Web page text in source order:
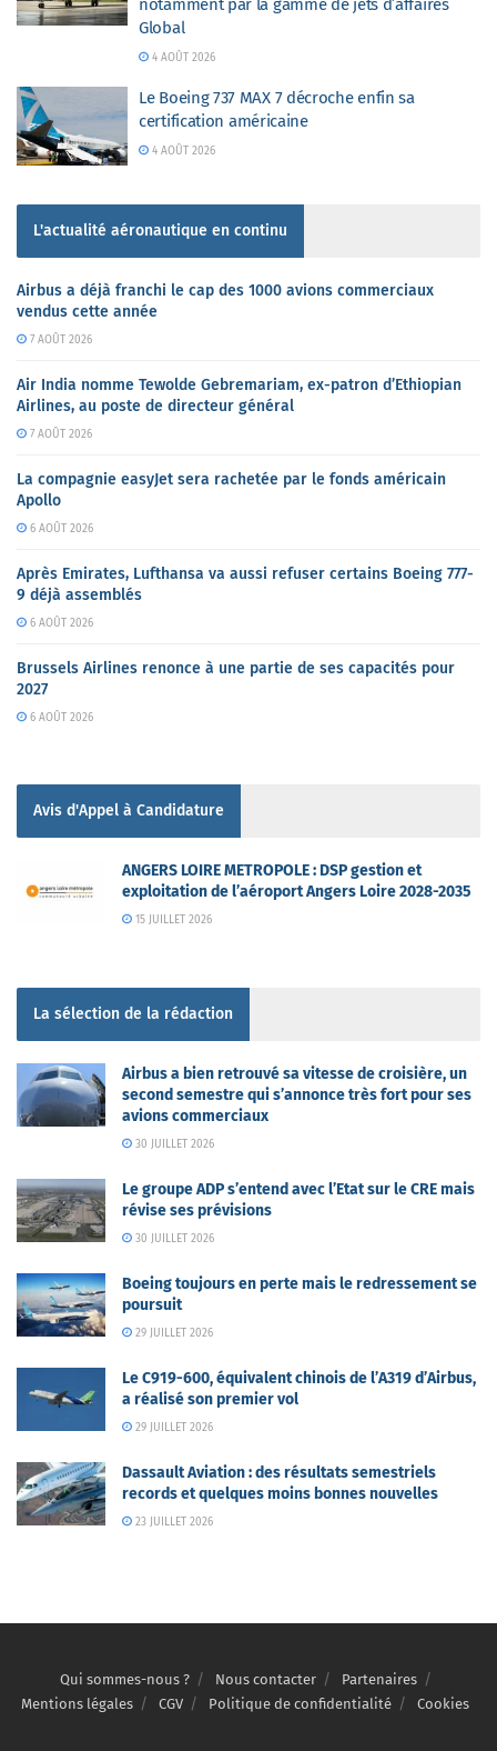
Global
4 AOÛT 2026
Le Boeing 737 MAX 7 décroche enfin sa
certification américaine
4 AOÛT 2026
L'actualité aéronautique en continu
Airbus a déjà franchi le cap des 1000 avions commerciaux
vendus cette année
7 AOÛT 2026
Air India nomme Tewolde Gebremariam, ex-patron d’Ethiopian
Airlines, au poste de directeur général
7 AOÛT 2026
La compagnie easyJet sera rachetée par le fonds américain
Apollo
6 AOÛT 2026
Après Emirates, Lufthansa va aussi refuser certains Boeing 777-
9 déjà assemblés
6 AOÛT 2026
Brussels Airlines renonce à une partie de ses capacités pour
2027
6 AOÛT 2026
Avis d'Appel à Candidature
ANGERS LOIRE METROPOLE : DSP gestion et
exploitation de l’aéroport Angers Loire 2028-2035
15 JUILLET 2026
La sélection de la rédaction
Airbus a bien retrouvé sa vitesse de croisière, un
second semestre qui s’annonce très fort pour ses
avions commerciaux
30 JUILLET 2026
Le groupe ADP s’entend avec l’Etat sur le CRE mais
révise ses prévisions
30 JUILLET 2026
Boeing toujours en perte mais le redressement se
poursuit
29 JUILLET 2026
Le C919-600, équivalent chinois de l’A319 d’Airbus,
a réalisé son premier vol
29 JUILLET 2026
Dassault Aviation : des résultats semestriels
records et quelques moins bonnes nouvelles
23 JUILLET 2026
Qui sommes-nous ? Nous contacter
Partenaires
Mentions légales
CGV Politique de confidentialité Cookies